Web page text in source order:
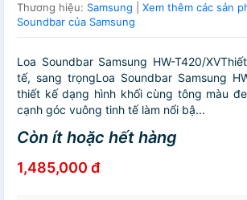
Thương hiệu: Samsung
Xem thêm các sản
Soundbar của Samsung
Loa Soundbar Samsung HW-T420/
tế, sang trọngLoa Soundbar Samsung
thiết kế dạng hình khối cùng tông màu
cạnh góc vuông tinh tế làm nổi bậ...
Còn ít hoặc hết hàng
1,485,000 đ